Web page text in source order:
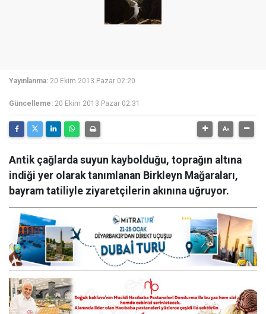
Yayınlanma: 20 Ekim 2013 Pazar 02:20
Güncelleme: 20 Ekim 2013 Pazar 02:31
Antik çağlarda suyun kaybolduğu, toprağın altına
indiği yer olarak tanımlanan Birkleyn Mağaraları,
bayram tatiliyle ziyaretçilerin akınına uğruyor.